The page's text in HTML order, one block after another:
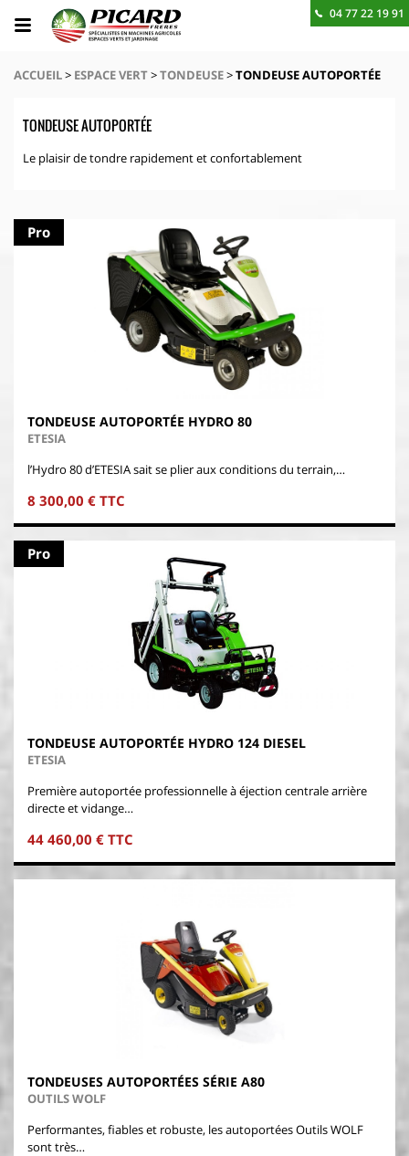
BESOIN D'UN RENSEIGNEMENT ? CONTACTEZ-NOUS
04 77 22 19 91
ACCUEIL> ESPACE VERT>TONDEUSE>TONDEUSE AUTOPORTÉE
TONDEUSE AUTOPORTÉE
Le plaisir de tondre rapidement et confortablement
Pro
TONDEUSE AUTOPORTÉE HYDRO 80
ETESIA
l’Hydro 80 d’ETESIA sait se plier aux conditions du terrain,…
8 300,00 € TTC
Pro
TONDEUSE AUTOPORTÉE HYDRO 124 DIESEL
ETESIA
Première autoportée professionnelle à éjection centrale arrière
directe et vidange…
44 460,00 € TTC
TONDEUSES AUTOPORTÉES SÉRIE A80
OUTILS WOLF
Performantes, fiables et robuste, les autoportées Outils WOLF
sont très…